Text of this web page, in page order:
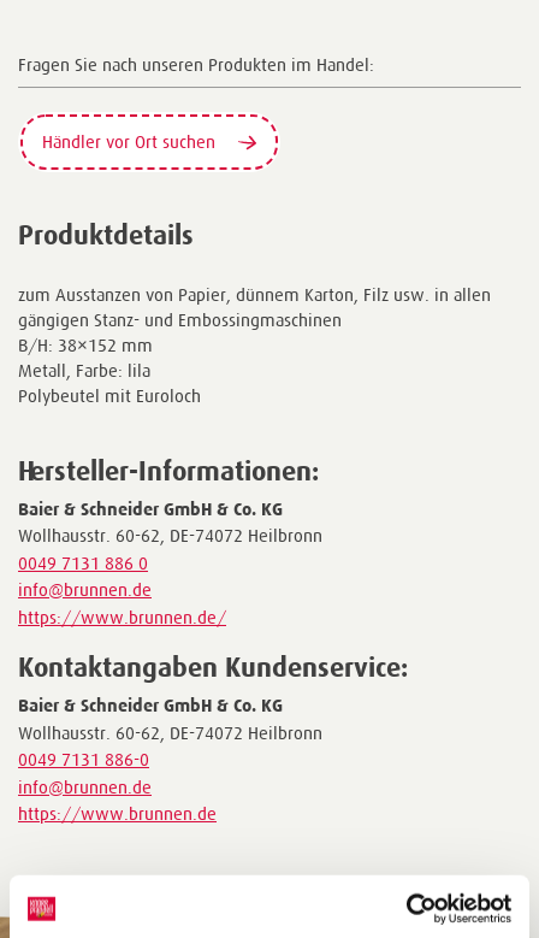
Fragen Sie nach unseren Produkten im Handel:
Händler vor Ort suchen
Produktdetails
zum Ausstanzen von Papier, dünnem Karton, Filz usw. in allen
gängigen Stanz- und Embossingmaschinen
B/H: 38×152 mm
Metall, Farbe: lila
Polybeutel mit Euroloch
Hersteller-Informationen:
Baier & Schneider GmbH & Co. KG
Wollhausstr. 60-62, DE-74072 Heilbronn
0049 7131 886 0
info@brunnen.de
https://www.brunnen.de/
Kontaktangaben Kundenservice:
Baier & Schneider GmbH & Co. KG
Wollhausstr. 60-62, DE-74072 Heilbronn
0049 7131 886-0
info@brunnen.de
https://www.brunnen.de